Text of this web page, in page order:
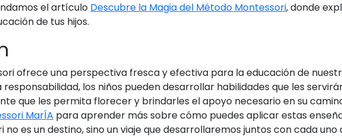
el artículo Descubre la Magia del Método Montessori, donde
de tus hijos.
ofrece una perspectiva fresca y efectiva para la educación de
los niños pueden desarrollar habilidades que les
que les permita florecer y brindarles el apoyo necesario en su
MarÍA para aprender más sobre cómo puedes aplicar estas
no es un destino, sino un viaje que desarrollaremos juntos con cada